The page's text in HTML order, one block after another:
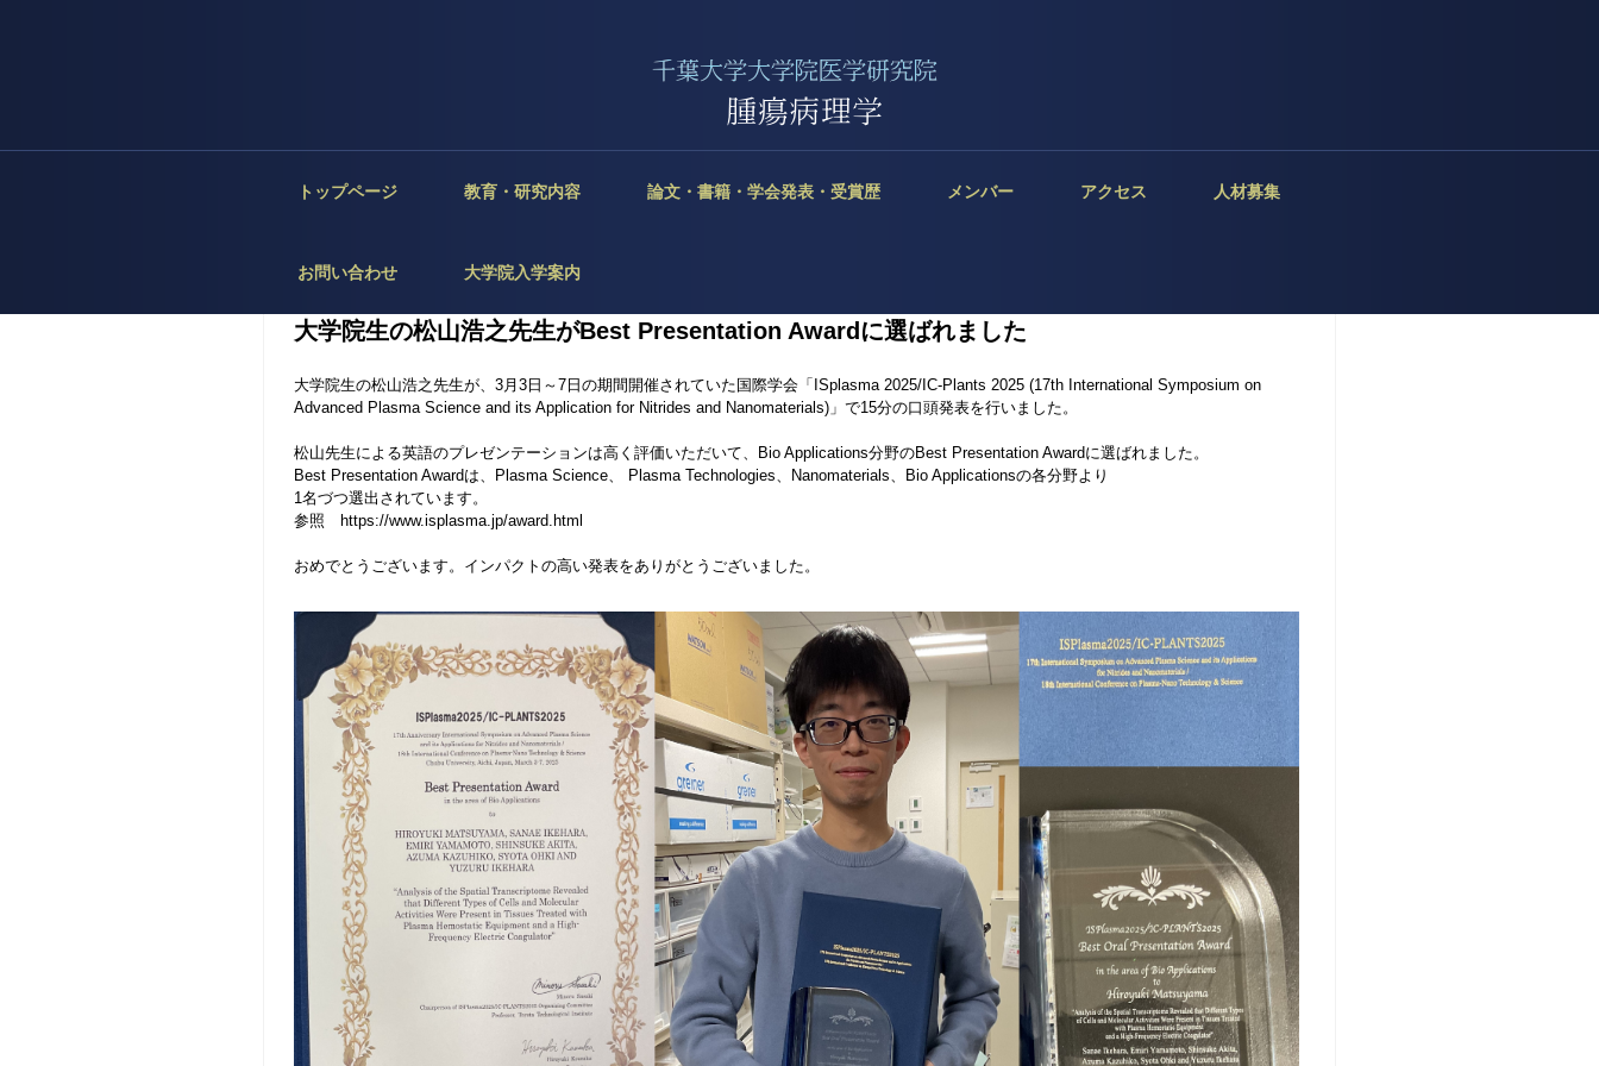
トップページ 教育・研究内容 論文・書籍・学会発表・受賞歴 メンバー アクセス 人材募集
お問い合わせ 大学院入学案内
大学院生の松山浩之先生がBest Presentation Awardに選ばれました
大学院生の松山浩之先生が、3月3日～7日の期間開催されていた国際学会「ISplasma 2025/IC-Plants 2025 (17th International Symposium on
Advanced Plasma Science and its Application for Nitrides and Nanomaterials)」で15分の口頭発表を行いました。
松山先生による英語のプレゼンテーションは高く評価いただいて、Bio Applications分野のBest Presentation Awardに選ばれました。
Best Presentation Awardは、Plasma Science、 Plasma Technologies、Nanomaterials、Bio Applicationsの各分野より
1名づつ選出されています。
参照 https://www.isplasma.jp/award.html
おめでとうございます。インパクトの高い発表をありがとうございました。